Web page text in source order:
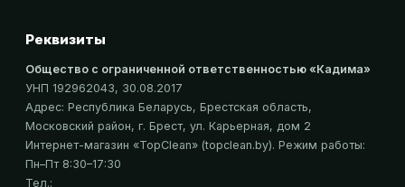
Реквизиты
Общество с ограниченной ответственностью «Кадима»
УНП 192962043, 30.08.2017
Адрес: Республика Беларусь, Брестская область,
Московский район, г. Брест, ул. Карьерная, дом 2
Интернет-магазин «TopClean» (topclean.by). Режим работы:
Пн–Пт 8:30–17:30
Тел.: